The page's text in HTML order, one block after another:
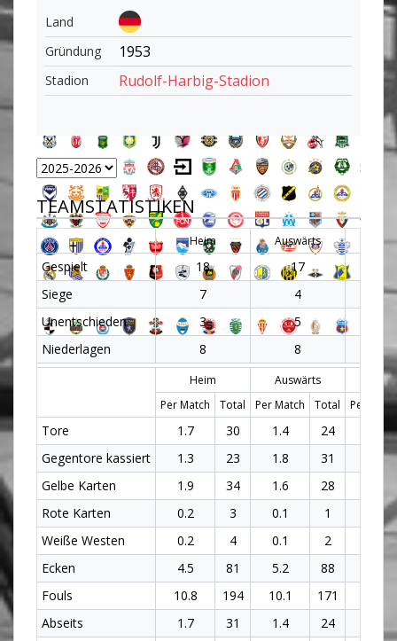
Land
Gründung
1953
Stadion Rudolf-Harbig-Stadion
TEAMSTATISTIKEN
Heim Auswärts
Gespielt 18 17
Siege
7 4
Unentschieden
3 5
Niederlagen
8 8
Heim Auswärts
Per Match
Total Per Match Total Per
Tore 1.7 30 1.4 24
Gegentore kassiert
1.3 23 1.8 31
Gelbe Karten
1.9 34 1.6 28
Rote Karten
0.2 3 0.1 1
Weiße Westen
0.2 4 0.1 2
Ecken
4.5 81 5.2 88
Fouls
10.8 194 10.1 171
Abseits
1.7 31 1.4 24